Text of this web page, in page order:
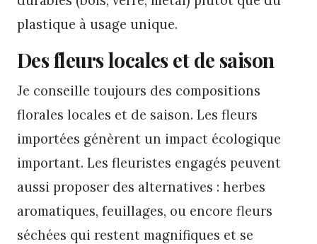
plastique à usage unique.
Des fleurs locales et de saison
Je conseille toujours des compositions
florales locales et de saison. Les fleurs
importées génèrent un impact écologique
important. Les fleuristes engagés peuvent
aussi proposer des alternatives : herbes
aromatiques, feuillages, ou encore fleurs
séchées qui restent magnifiques et se